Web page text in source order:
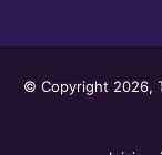
© Copyright 2026,